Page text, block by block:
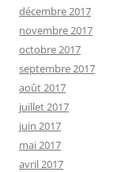
décembre 2017
novembre 2017
octobre 2017
septembre 2017
août 2017
juillet 2017
juin 2017
mai 2017
avril 2017